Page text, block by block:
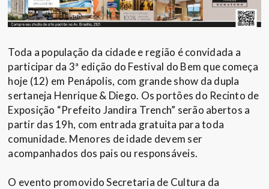
Toda a população da cidade e região é convidada a
participar da 3ª edição do Festival do Bem que começa
hoje (12) em Penápolis, com grande show da dupla
sertaneja Henrique & Diego. Os portões do Recinto de
Exposição “Prefeito Jandira Trench” serão abertos a
partir das 19h, com entrada gratuita para toda
comunidade. Menores de idade devem ser
acompanhados dos pais ou responsáveis.
O evento promovido Secretaria de Cultura da